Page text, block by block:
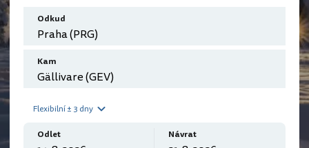
Odkud
Kam
Flexibilní ± 3 dny
Odlet Návrat